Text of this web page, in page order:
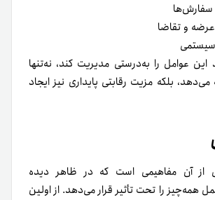
و تقاضا
این عوامل را به‌درستی مدیریت کند، نه‌تنها
می‌دهد، بلکه مزیت رقابتی پایداری نیز ایجاد
از آن مفاهیمی است که در ظاهر دیده
همه‌چیز را تحت تأثیر قرار می‌دهد. از اولین